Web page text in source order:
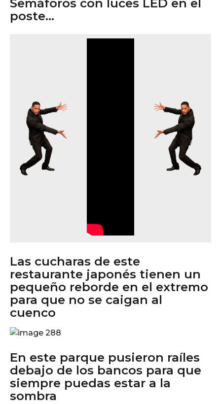
Semáforos con luces LED en el
poste...
Las cucharas de este
restaurante japonés tienen un
pequeño reborde en el extremo
para que no se caigan al
cuenco
En este parque pusieron raíles
debajo de los bancos para que
siempre puedas estar a la
sombra